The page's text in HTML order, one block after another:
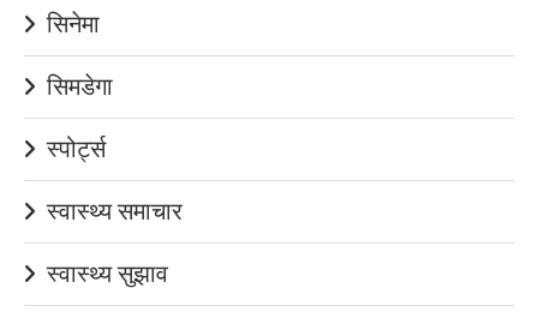
सिनेमा
सिमडेगा
स्पोर्ट्स
स्वास्थ्य समाचार
स्वास्थ्य सुझाव